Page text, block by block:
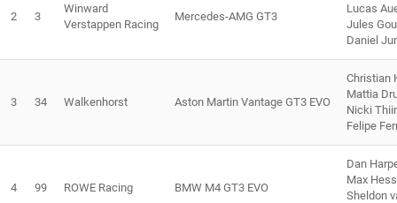
2 3
Winward
Verstappen Racing
Mercedes-AMG GT3
Lucas
Jules
Daniel
3 34 Walkenhorst Aston Martin Vantage GT3 EVO
Christian
Mattia
Nicki
Felipe
4 99 ROWE Racing BMW M4 GT3 EVO
Dan
Max
Sheldon